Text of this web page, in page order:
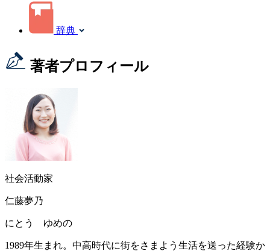
辞典
著者プロフィール
社会活動家
仁藤夢乃
にとう ゆめの
1989年生まれ。中高時代に街をさまよう生活を送った経験か